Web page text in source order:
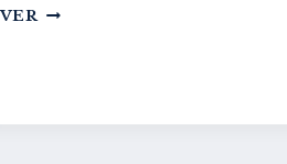
VER CONFISSÃO